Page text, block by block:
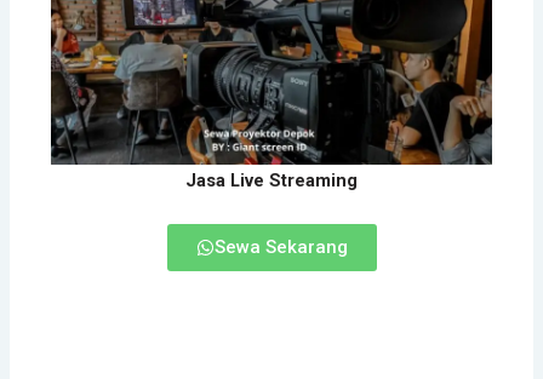
Jasa Live Streaming
Sewa Sekarang